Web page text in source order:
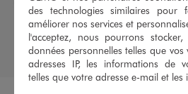
des technologies similaires pour
améliorer nos services et
l'acceptez, nous pourrons
données personnelles telles que vos
adresses IP, les informations de
telles que votre adresse e-mail et les